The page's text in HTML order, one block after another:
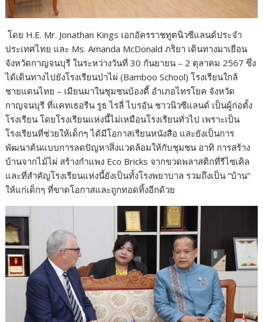
โดย H.E. Mr. Jonathan Kings เอกอัครราชทูตนิวซีแลนด์ประจำ
ประเทศไทย และ Ms. Amanda McDonald ภริยา เดินทางมาเยือน
จังหวัดกาญจนบุรี ในระหว่างวันที่ 30 กันยายน – 2 ตุลาคม 2567 ซึ่ง
ได้เดินทางไปยังโรงเรียนป่าไผ่ (Bamboo School) โรงเรียนใกล้
ชายแดนไทย – เมียนมาในชุมชนบ้องตี้ อำเภอไทรโยค จังหวัด
กาญจนบุรี ที่แคทเธอรีน รูธ ไรลี่ ไบรอัน ชาวนิวซีแลนด์ เป็นผู้ก่อตั้ง
โรงเรียน โดยโรงเรียนแห่งนี้ไม่เหมือนโรงเรียนทั่วไป เพราะเป็น
โรงเรียนที่ช่วยให้เด็กๆ ได้มีโอกาสเรียนหนังสือ และยังเป็นการ
พัฒนาต้นแบบการลดปัญหาสิ่งแวดล้อมให้กับชุมชน อาทิ การสร้าง
บ้านจากไม้ไผ่ สร้างกำแพง Eco Bricks จากขวดพลาสติกที่รีไซเคิล
และที่สำคัญโรงเรียนแห่งนี้ยังเป็นทั้งโรงพยาบาล รวมถึงเป็น “บ้าน”
ให้แก่เด็กๆ ที่ขาดโอกาสและถูกทอดทิ้งอีกด้วย